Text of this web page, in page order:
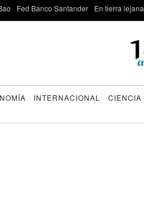
Fed Banco Santander En tierra lejana
INTERNACIONAL CIENCIA